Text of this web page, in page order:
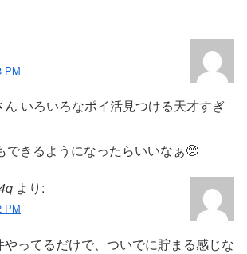
PM
いろいろなポイ活見つける天才すぎ
できるようになったらいいなぁ🥺
より:
PM
ってるだけで、ついでに貯まる感じな